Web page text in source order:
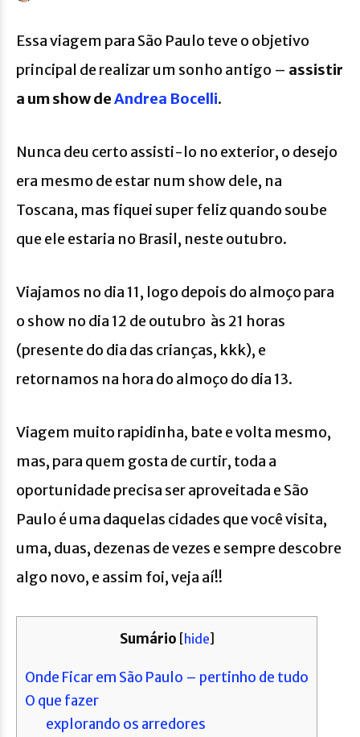
Essa viagem para São Paulo teve o objetivo
principal de realizar um sonho antigo – assistir
a um show deAndrea Bocelli.
Nunca deu certo assisti-lo no exterior, o desejo
era mesmo de estar num show dele, na
Toscana, mas fiquei super feliz quando soube
que ele estaria no Brasil, neste outubro.
Viajamos no dia 11, logo depois do almoço para
o show no dia 12 de outubro às 21 horas
(presente do dia das crianças, kkk), e
retornamos na hora do almoço do dia 13.
Viagem muito rapidinha, bate e volta mesmo,
mas, para quem gosta de curtir, toda a
oportunidade precisa ser aproveitada e São
Paulo é uma daquelas cidades que você visita,
uma, duas, dezenas de vezes e sempre descobre
algo novo, e assim foi, veja aí!!
Sumário [hide]
Onde Ficar em São Paulo – pertinho de tudo
O que fazer
explorando os arredores